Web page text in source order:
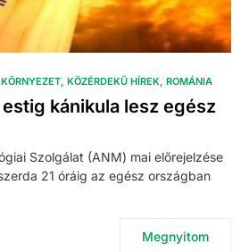
KÖRNYEZET KÖZÉRDEKŰ HÍREK ROMÁNIA
kánikula lesz egész
Szolgálat (ANM) mai előrejelzése
21 óráig az egész országban
Megnyitom